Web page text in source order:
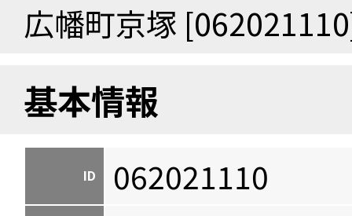
広幡町京塚
基本情報
ID 062021110